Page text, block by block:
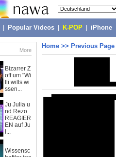
Popular Videos K-POP iPhone
More
Bizarrer Z
off um "Wi
lli wills wi
ssen...
Ju Julia u
nd Rezo
REAGIER
EN auf Ju
l...
Wissensc
Home >> Previous Page